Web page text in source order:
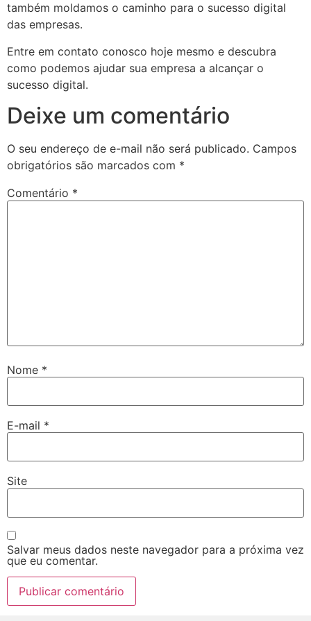
também moldamos o caminho para o sucesso digital
das empresas.
Entre em contato conosco hoje mesmo e descubra
como podemos ajudar sua empresa a alcançar o
sucesso digital.
Deixe um comentário
O seu endereço de e-mail não será publicado. Campos
obrigatórios são marcados com *
Comentário *
Nome *
E-mail *
Site
Salvar meus dados neste navegador para a próxima vez
que eu comentar.